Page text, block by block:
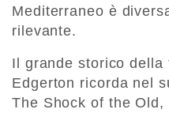
Mediterraneo è
rilevante.
Il grande storico della
Edgerton ricorda nel
The Shock of the